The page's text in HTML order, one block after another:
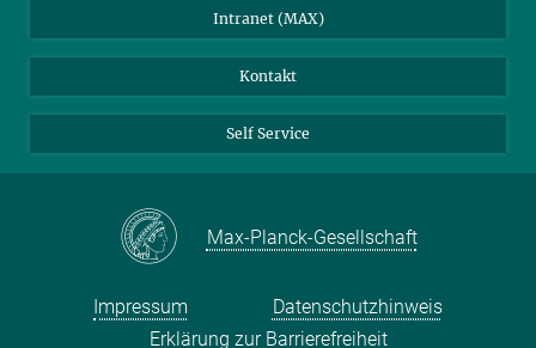
Intranet (MAX)
Kontakt
Self Service
Max-Planck-Gesellschaft
Impressum
Datenschutzhinweis
Erklärung zur Barrierefreiheit